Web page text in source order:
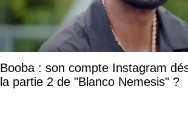
Booba : son compte Instagram
la partie 2 de "Blanco Nemesis" ?